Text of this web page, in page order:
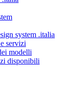
system .italia
servizi
modelli
disponibili